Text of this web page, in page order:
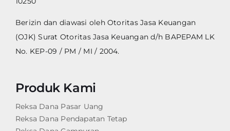
Berizin dan diawasi oleh Otoritas Jasa Keuangan
(OJK) Surat Otoritas Jasa Keuangan d/h BAPEPAM LK
No. KEP-09 / PM / MI / 2004.
Produk Kami
Reksa Dana Pasar Uang
Reksa Dana Pendapatan Tetap